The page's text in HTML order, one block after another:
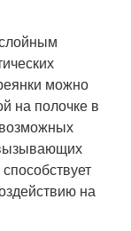
можно
на полочке в
на